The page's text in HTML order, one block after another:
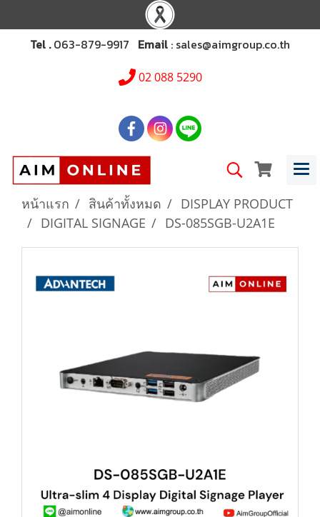
Tel .063-879-9917 Email : sales@aimgroup.co.th
02 088 5290
หน้าแรก สินค้าทั้งหมด
DISPLAY PRODUCT
DIGITAL SIGNAGE
DS-085SGB-U2A1E